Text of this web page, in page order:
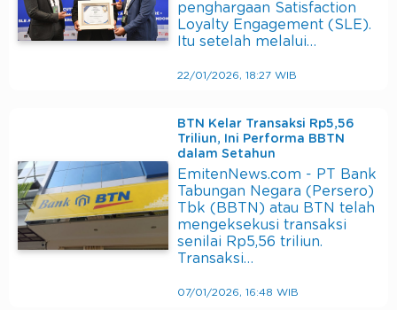
penghargaan Satisfaction
Loyalty Engagement (SLE).
Itu setelah melalui…
22/01/2026, 18:27 WIB
BTN Kelar Transaksi Rp5,56
Triliun, Ini Performa BBTN
dalam Setahun
EmitenNews.com - PT Bank
Tabungan Negara (Persero)
Tbk (BBTN) atau BTN telah
mengeksekusi transaksi
senilai Rp5,56 triliun.
Transaksi…
07/01/2026, 16:48 WIB